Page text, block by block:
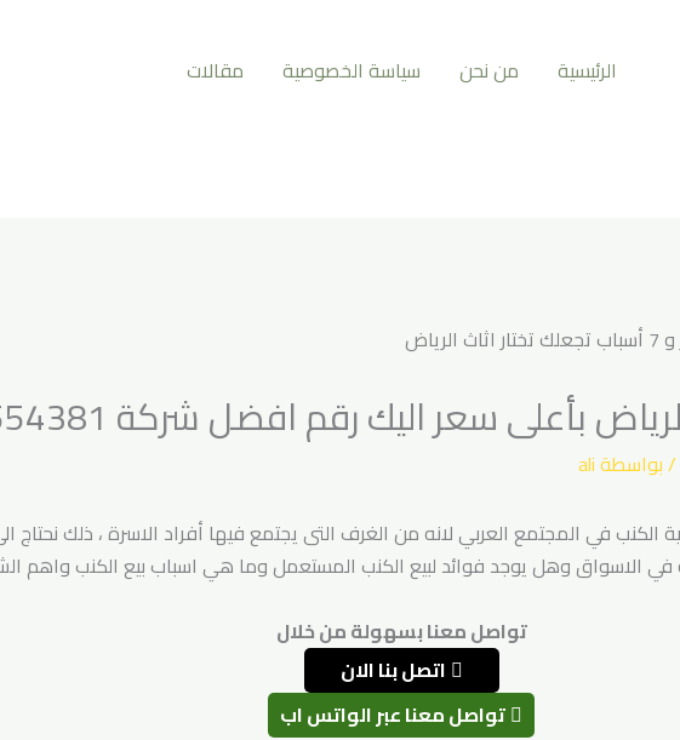
الرئيسية من نحن سياسة الخصوصية مقالات
بأعلى سعر اليك رقم افضل شركة 0554381
بواسطةali
الكنب في المجتمع العربي لانه من الغرف التى يجتمع فيها أفراد الاسرة ، ذلك
في الاسواق وهل يوجد فوائد لبيع الكنب المستعمل وما هي اسباب بيع الكنب واهم
تواصل معنا بسهولة من خلال
اتصل بنا الان
تواصل معنا عبر الواتس اب